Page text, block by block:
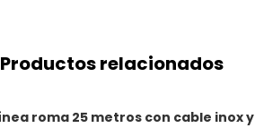
Productos relacionados
roma 25 metros con cable inox